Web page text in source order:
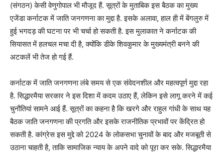
(संगठन) केसी वेणुगोपाल भी मौजूद हैं. सूत्रों के मुताबिक इस बैठक का मुख्य
एजेंडा कर्नाटक में जाति जनगणना का मुद्दा है. इसके अलावा, हाल ही में बेंगलुरु में
हुई भगदड़ की घटना पर भी चर्चा हो सकती है. इस मुलाकात ने कर्नाटक की
सियासत में हलचल मचा दी है, क्योंकि डीके शिवकुमार के मुख्यमंत्री बनने की
अटकलें भी तेज हो गई हैं.
कर्नाटक में जाति जनगणना लंबे समय से एक संवेदनशील और महत्वपूर्ण मुद्दा रहा
है. सिद्धारमैया सरकार ने इस दिशा में कदम उठाए हैं, लेकिन इसे लागू करने में कई
चुनौतियां सामने आई हैं. सूत्रों का कहना है कि खरगे और राहुल गांधी के साथ यह
बैठक जाति जनगणना की प्रगति और इसके राजनीतिक प्रभावों पर केंद्रित हो
सकती है. कांग्रेस इस मुद्दे को 2024 के लोकसभा चुनावों के बाद और मजबूती से
उठाना चाहती है, ताकि सामाजिक न्याय के अपने वादे को पूरा कर सके. सिद्धारमैया